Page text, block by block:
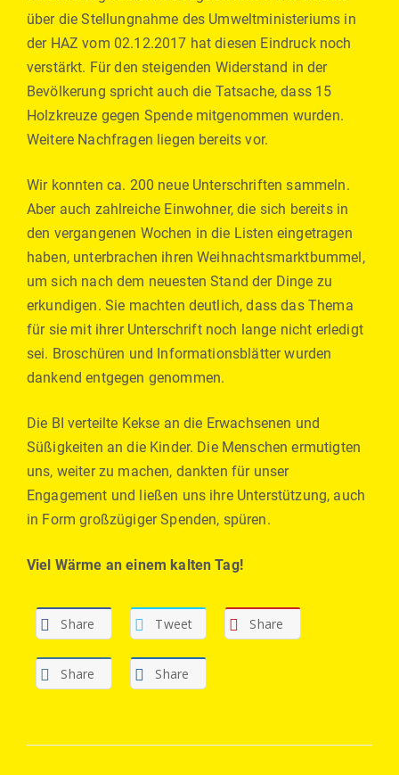
über die Stellungnahme des Umweltministeriums in
der HAZ vom 02.12.2017 hat diesen Eindruck noch
verstärkt. Für den steigenden Widerstand in der
Bevölkerung spricht auch die Tatsache, dass 15
Holzkreuze gegen Spende mitgenommen wurden.
Weitere Nachfragen liegen bereits vor.
Wir konnten ca. 200 neue Unterschriften sammeln.
Aber auch zahlreiche Einwohner, die sich bereits in
den vergangenen Wochen in die Listen eingetragen
haben, unterbrachen ihren Weihnachtsmarktbummel,
um sich nach dem neuesten Stand der Dinge zu
erkundigen. Sie machten deutlich, dass das Thema
für sie mit ihrer Unterschrift noch lange nicht erledigt
sei. Broschüren und Informationsblätter wurden
dankend entgegen genommen.
Die BI verteilte Kekse an die Erwachsenen und
Süßigkeiten an die Kinder. Die Menschen ermutigten
uns, weiter zu machen, dankten für unser
Engagement und ließen uns ihre Unterstützung, auch
in Form großzügiger Spenden, spüren.
Viel Wärme an einem kalten Tag!
Share Tweet Share
Share Share